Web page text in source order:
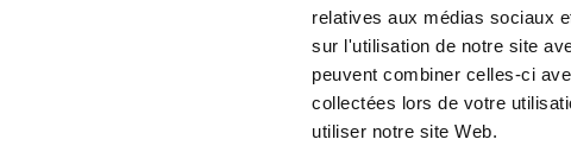
relatives aux médias sociaux
sur l'utilisation de notre site
peuvent combiner celles-ci
collectées lors de votre
utiliser notre site Web.